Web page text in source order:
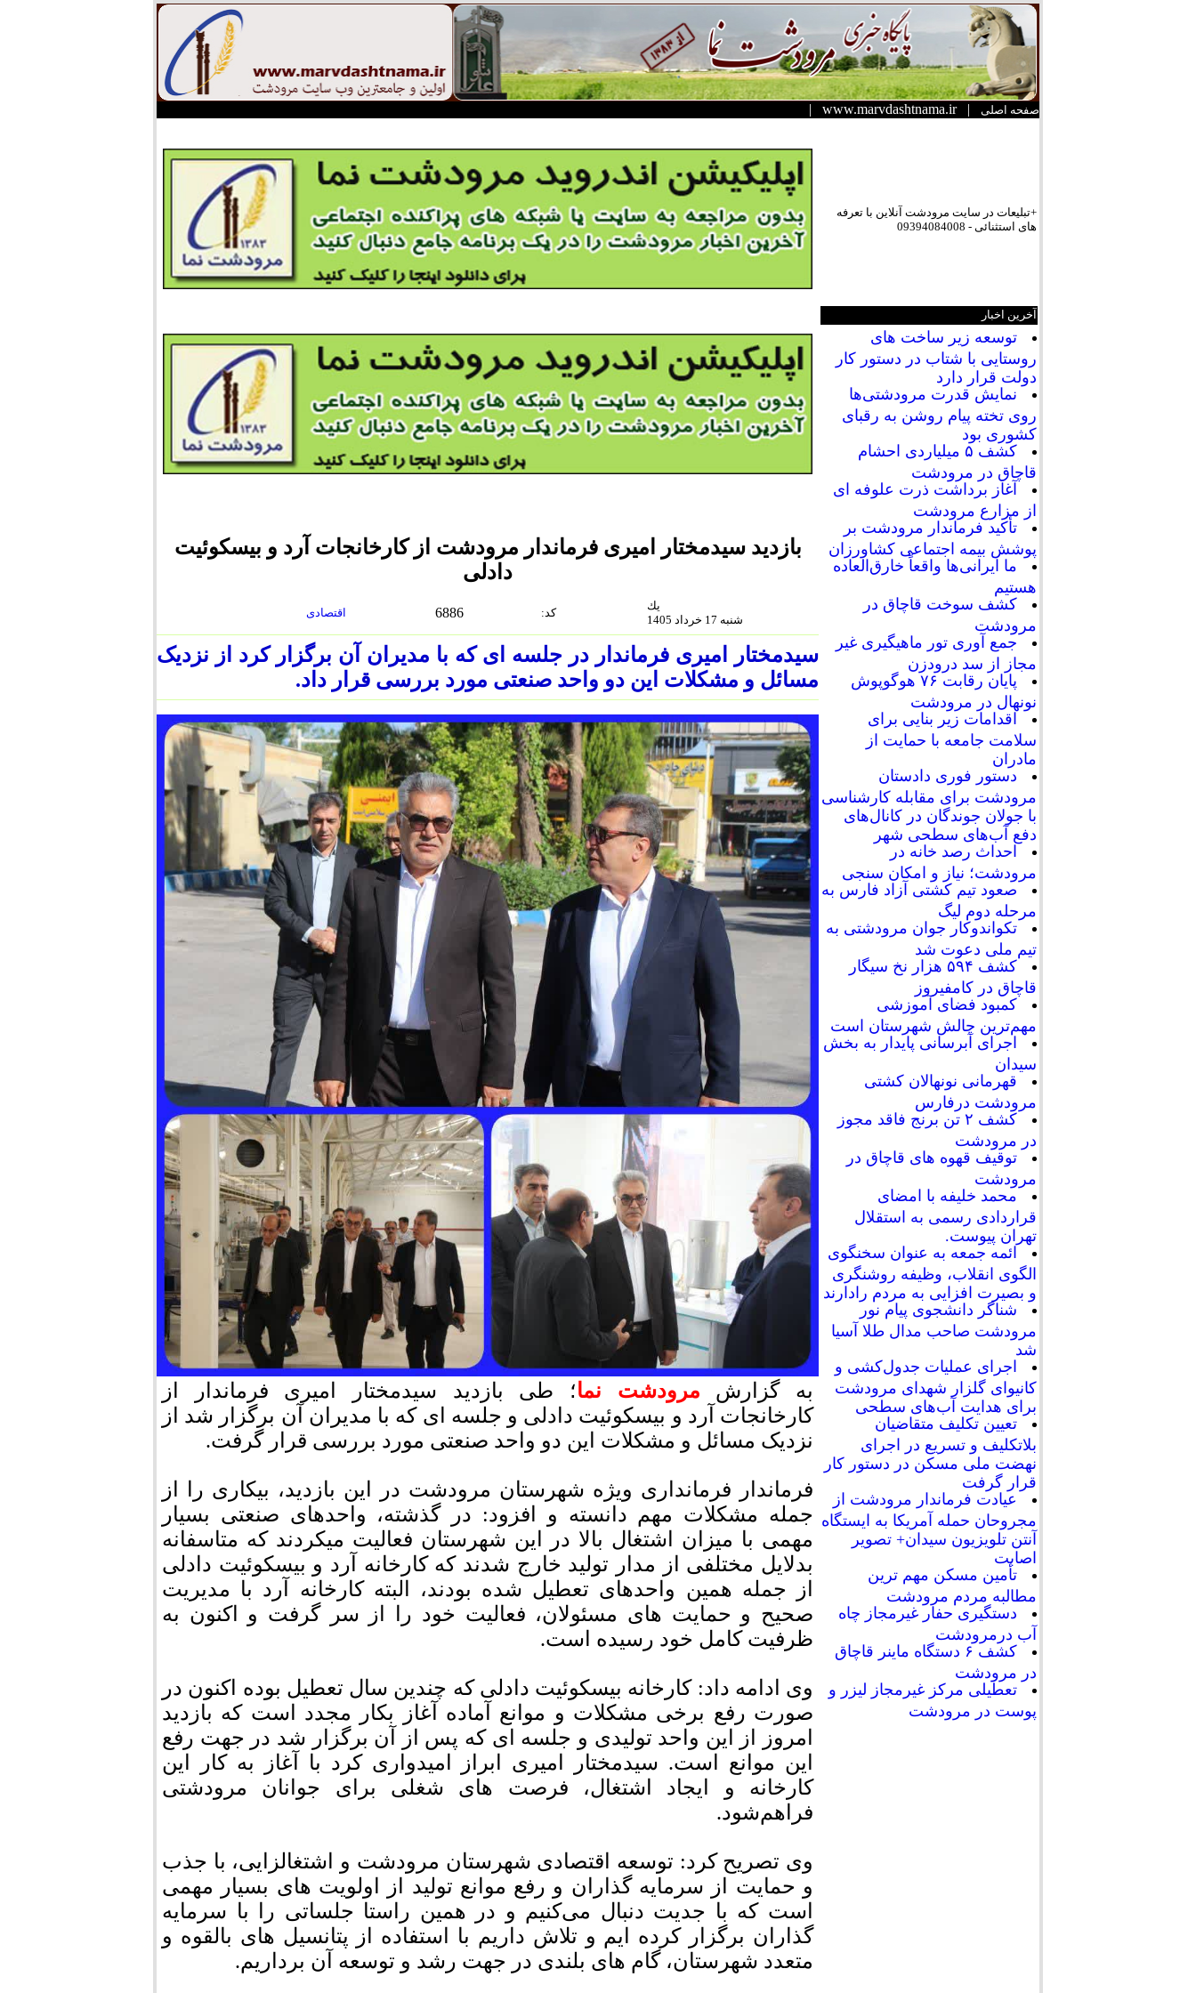
صفحه اصلی |
www.marvdashtnama.ir
|
+تبلیعات در سایت مرودشت آنلاین با تعرفه
های استثنائی - 09394084008
آخرین اخبار
توسعه زیر ساخت های
روستایی با شتاب در دستور کار
دولت قرار دارد
نمایش قدرت مرودشتی‌ها
روی تخته پیام روشن به رقبای
کشوری بود
کشف ۵ میلیاردی احشام
قاچاق در مرودشت
آغاز برداشت ذرت علوفه ای
از مزارع مرودشت
تأکید فرماندار مرودشت بر
پوشش بیمه اجتماعی کشاورزان
ما ایرانی‌ها واقعاً خارق‌العاده
هستیم
کشف سوخت قاچاق در
مرودشت
جمع آوری تور ماهیگیری غیر
مجاز از سد درودزن
پایان رقابت‌ ۷۶ هوگوپوش
نونهال در مرودشت
اقدامات زیر بنایی برای
سلامت جامعه با حمایت از
مادران
دستور فوری دادستان
مرودشت برای مقابله کارشناسی
با جولان جوندگان در کانال‌های
دفع آب‌های سطحی شهر
احداث رصد خانه در
مرودشت؛ نیاز و امکان سنجی
صعود تیم کشتی آزاد فارس به
مرحله دوم لیگ
تکواندوکار جوان مرودشتی به
تیم ملی دعوت شد
کشف ۵۹۴ هزار نخ سیگار
قاچاق در کامفیروز
کمبود فضای آموزشی
مهم‌ترین چالش شهرستان است
اجرای آبرسانی پایدار به بخش
سیدان
قهرمانی نونهالان کشتی
مرودشت درفارس
کشف ۲ تن برنج فاقد مجوز
در مرودشت
توقیف قهوه های قاچاق در
مرودشت
محمد خلیفه با امضای
قراردادی رسمی به استقلال
تهران پیوست.
ائمه جمعه به عنوان سخنگوی
الگوی انقلاب، وظیفه روشنگری
و بصیرت افزایی به مردم رادارند
شناگر دانشجوی پیام نور
مرودشت صاحب مدال طلا آسیا
شد
اجرای عملیات جدول‌کشی و
کانیوای گلزار شهدای مرودشت
برای هدایت آب‌های سطحی
تعیین تکلیف متقاضیان
بلاتکلیف و تسریع در اجرای
نهضت ملی مسکن در دستور کار
قرار گرفت
عیادت فرماندار مرودشت از
مجروحان حمله آمریکا به ایستگاه
آنتن تلویزیون سیدان+ تصویر
اصابت
تأمین مسکن مهم ترین
مطالبه مردم مرودشت
دستگیری حفار غیرمجاز چاه
آب درمرودشت
کشف ۶ دستگاه ماینر قاچاق
در مرودشت
تعطیلی مرکز غیرمجاز لیزر و
پوست در مرودشت
بازدید سیدمختار امیری فرماندار مرودشت از کارخانجات آرد و بیسکوئیت
دادلی
6886 :كد
يك
شنبه 17 خرداد 1405
سیدمختار امیری فرماندار در جلسه ای که با مدیران آن برگزار کرد از نزدیک
مسائل و مشکلات این دو واحد صنعتی مورد بررسی قرار داد.
به گزارش مرودشت نما؛ طی بازدید سیدمختار امیری فرماندار از
کارخانجات آرد و بیسکوئیت دادلی و‌ جلسه ای که با مدیران آن برگزار شد از
نزدیک مسائل و مشکلات این دو واحد صنعتی مورد بررسی قرار گرفت.
فرماندار فرمانداری ویژه شهرستان مرودشت در این بازدید، بیکاری را از
جمله مشکلات مهم دانسته و افزود: در گذشته، واحدهای صنعتی بسیار
مهمی با میزان اشتغال بالا در این شهرستان فعالیت میکردند که متاسفانه
بدلایل مختلفی از مدار تولید خارج شدند که کارخانه آرد و بیسکوئیت دادلی
از جمله همین واحدهای تعطیل شده بودند، البته کارخانه آرد با مدیریت
صحیح و حمایت های مسئولان، فعالیت خود را از سر گرفت و اکنون به
ظرفیت کامل خود رسیده است.
وی ادامه داد: کارخانه بیسکوئیت دادلی که چندین سال تعطیل بوده اکنون در
صورت رفع برخی مشکلات و موانع آماده آغاز بکار مجدد است که بازدید
امروز از این واحد تولیدی و جلسه ای که پس از آن برگزار شد در جهت رفع
این موانع است. سیدمختار امیری ابراز امیدواری کرد با آغاز به کار این
کارخانه و ایجاد اشتغال، فرصت های شغلی برای جوانان مرودشتی
فراهم‌شود.
وی تصریح کرد: توسعه اقتصادی شهرستان مرودشت و اشتغالزایی، با جذب
و حمایت از سرمایه گذاران و رفع موانع تولید از اولویت های بسیار مهمی
است که با جدیت دنبال می‌کنیم و در همین راستا جلساتی را با سرمایه
گذاران برگزار کرده ایم و تلاش داریم با استفاده از پتانسیل های بالقوه و
متعدد شهرستان، گام های بلندی در جهت رشد و توسعه آن برداریم.